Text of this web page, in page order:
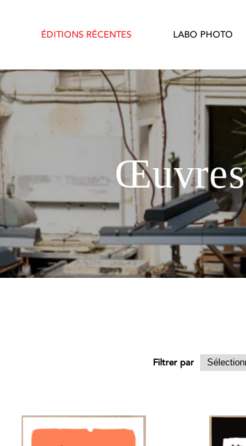
ÉDITIONS RÉCENTES LABO PHOTO
Œuvres
Filtrer par